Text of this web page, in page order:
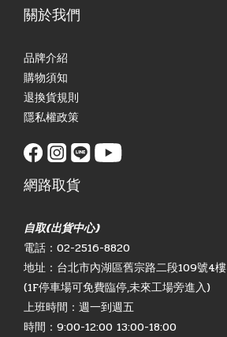
關於我們
品牌介紹
購物須知
退換貨規則
隱私權政策
網路取貨
自取(出貨中心)
電話：02-2516-8820
地址：台北市內湖區舊宗路二段109號4樓
(1F停車場可免費臨停,未來工場旁進入)
上班時間：週一到週五
時間：9:00-12:00 13:00-18:00